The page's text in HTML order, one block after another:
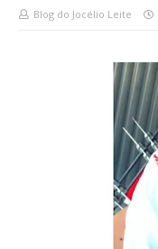
Blog do Jocélio Leite